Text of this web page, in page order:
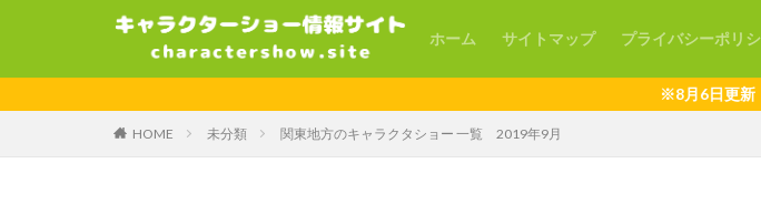
ホーム サイトマップ プライバシーポリ
※8月6日更新 新型コロナ
HOME 未分類 関東地方のキャラクタショー 一覧 2019年9月